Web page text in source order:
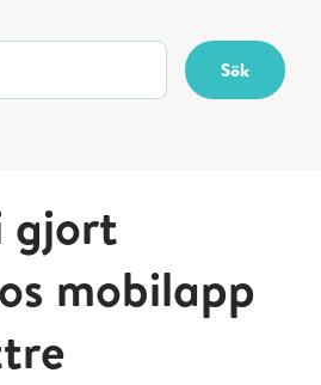
gjort
mobilapp